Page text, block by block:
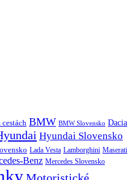
BMW BMW Slovensko Dacia
Hyundai Slovensko
Lada Vesta Lamborghini Maserati
Benz Mercedes Slovensko
Motoristické